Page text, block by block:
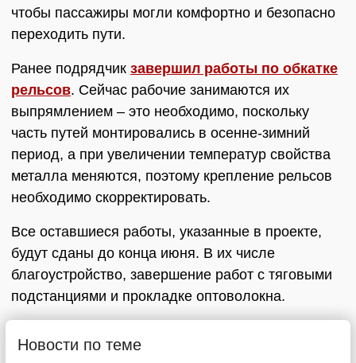
чтобы пассажиры могли комфортно и безопасно
переходить пути.
Ранее подрядчик завершил работы по обкатке
рельсов. Сейчас рабочие занимаются их
выпрямлением – это необходимо, поскольку
часть путей монтировались в осенне-зимний
период, а при увеличении температур свойства
металла меняются, поэтому крепление рельсов
необходимо скорректировать.
Все оставшиеся работы, указанные в проекте,
будут сданы до конца июня. В их числе
благоустройство, завершение работ с тяговыми
подстанциями и прокладке оптоволокна.
Новости по теме